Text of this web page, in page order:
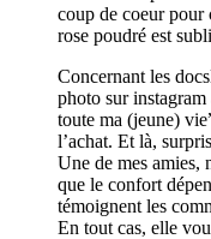
coup de coeur pour
rose poudré est
Concernant les
photo sur
toute ma (jeune)
l’achat. Et là,
Une de mes amies,
que le confort
témoignent les
En tout cas, elle